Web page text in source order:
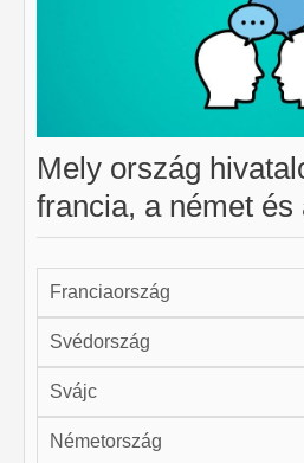
Mely ország
francia, a német és
Franciaország
Svédország
Svájc
Németország